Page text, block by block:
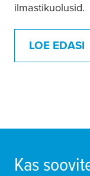
ilmastikuolusid.
LOE EDASI
Kas